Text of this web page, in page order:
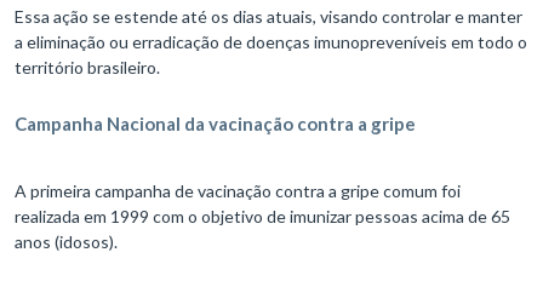
Essa ação se estende até os dias atuais, visando controlar e manter
a eliminação ou erradicação de doenças imunopreveníveis em todo o
território brasileiro.
Campanha Nacional da vacinação contra a gripe
A primeira campanha de vacinação contra a gripe comum foi
realizada em 1999 com o objetivo de imunizar pessoas acima de 65
anos (idosos).